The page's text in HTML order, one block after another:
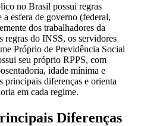
no Brasil possui regras
esfera de governo (federal,
dos trabalhadores da
regras do INSS, os servidores
Próprio de Previdência Social
seu próprio RPPS, com
idade mínima e
principais diferenças e orienta
em cada regime.
Diferenças